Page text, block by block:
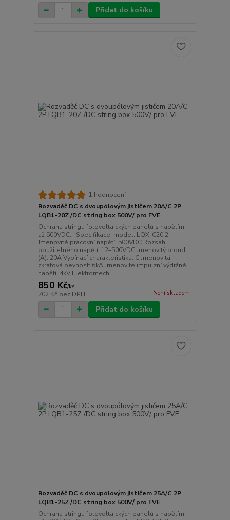
Přidat do košíku
1 hodnocení
Rozvaděč DC s dvoupólovým jističem 20A/C 2P
LQB1-20Z /DC string box 500V/ pro FVE
Ochrana stringu fotovoltaických panelů s napětím
až 500VDC. Specifikace: model: LQX-C20.2
Jmenovité pracovní napětí: 500VDC Rozsah
použitelného napětí: 12–500VDC Jmenovitý proud
(A): 20A Vypínací charakteristika: C Jmenovitá
zkratová pevnost: 6kA Jmenovité impulzní výdržné
napětí: 4kV Elektromech...
850 Kč/ks
702 Kč bez DPH Není skladem
Přidat do košíku
Rozvaděč DC s dvoupólovým jističem 25A/C 2P
LQB1-25Z /DC string box 500V/ pro FVE
Ochrana stringu fotovoltaických panelů s napětím